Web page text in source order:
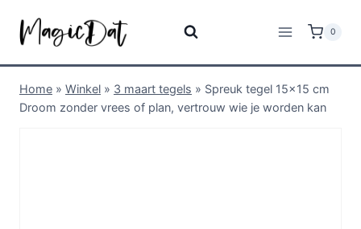
0
Home » Winkel » 3 maart tegels » Spreuk tegel 15×15 cm
Droom zonder vrees of plan, vertrouw wie je worden kan